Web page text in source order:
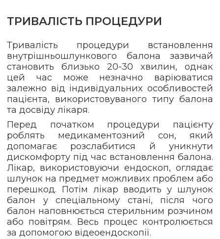
ТРИВАЛІСТЬ ПРОЦЕДУРИ
Тривалість процедури встановлення
внутрішньошлункового балона зазвичай
становить близько 20-30 хвилин, однак
цей час може незначно варіюватися
залежно від індивідуальних особливостей
пацієнта, використовуваного типу балона
та досвіду лікаря.
Перед початком процедури пацієнту
роблять медикаментозний сон, який
допомагає розслабитися й уникнути
дискомфорту під час встановлення балона.
Лікар, використовуючи ендоскоп, оглядає
шлунок на предмет можливих проблем або
перешкод. Потім лікар вводить у шлунок
балон у спеціальному стані, після чого
балон наповнюється стерильним розчином
або повітрям. Весь процес контролюється
за допомогою відеоендоскопії.